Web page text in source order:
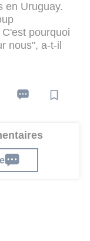
en Uruguay.
pourquoi
nous", a-t-il